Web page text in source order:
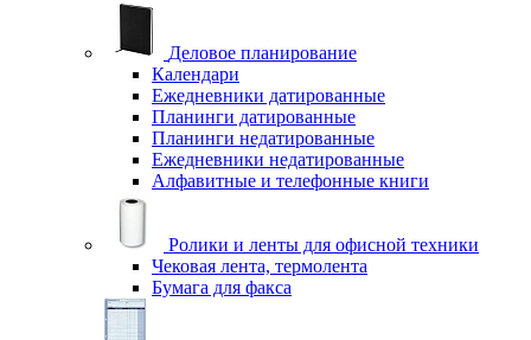
Деловое планирование
Календари
Ежедневники датированные
Планинги датированные
Планинги недатированные
Ежедневники недатированные
Алфавитные и телефонные книги
Ролики и ленты для офисной техники
Чековая лента, термолента
Бумага для факса